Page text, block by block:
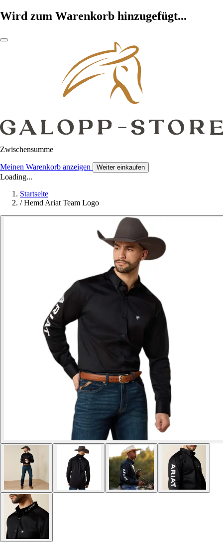
Wird zum Warenkorb hinzugefügt...
Zwischensumme
Meinen Warenkorb anzeigen Weiter einkaufen
Loading...
Startseite
/ Hemd Ariat Team Logo